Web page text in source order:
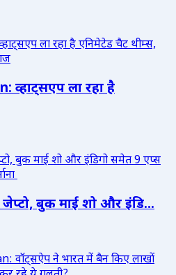
व्हाट्सएप ला रहा है
बुक माई शो और इंडि...